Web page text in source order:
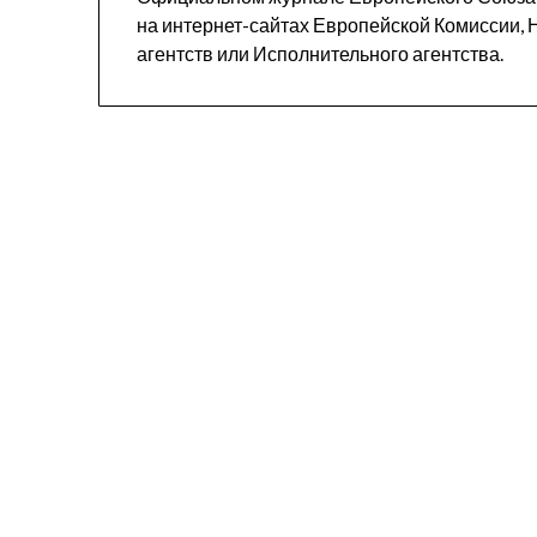
на интернет-сайтах Европейской
агентств или Исполнительного агентства.